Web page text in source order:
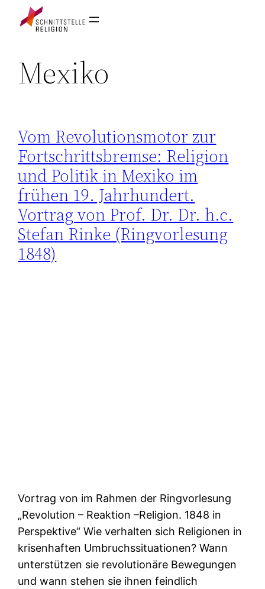
Mexiko
Vom Revolutionsmotor zur
Fortschrittsbremse: Religion
und Politik in Mexiko im
frühen 19. Jahrhundert.
Vortrag von Prof. Dr. Dr. h.c.
Stefan Rinke (Ringvorlesung
1848)
Vortrag von im Rahmen der Ringvorlesung
„Revolution – Reaktion –Religion. 1848 in
Perspektive“ Wie verhalten sich Religionen in
krisenhaften Umbruchssituationen? Wann
unterstützen sie revolutionäre Bewegungen
und wann stehen sie ihnen feindlich